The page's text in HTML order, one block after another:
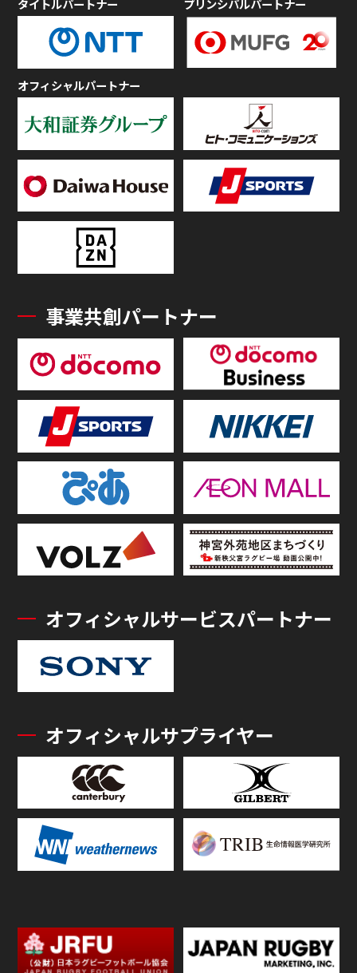
タイトルパートナー プリンシパルパートナー
オフィシャルパートナー
事業共創パートナー
オフィシャルサービスパートナー
オフィシャルサプライヤー